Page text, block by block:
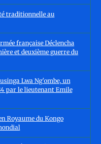
traditionnelle au
française Déclencha
et deuxième guerre du
Lwa Ng'ombe, un
par le lieutenant Emile
Royaume du Kongo